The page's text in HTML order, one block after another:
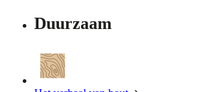
Duurzaam